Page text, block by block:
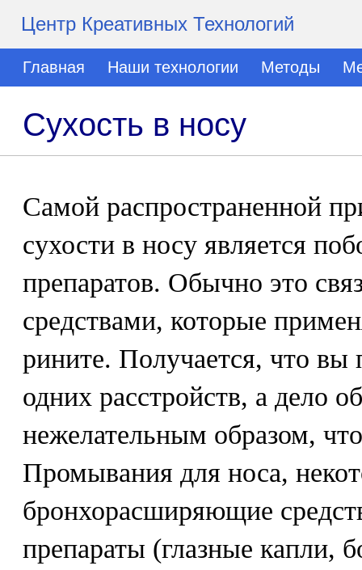
Центр Креативных Технологий
Главная Наши технологии Методы
Сухость в носу
Самой распространенной
сухости в носу является
препаратов. Обычно это
средствами, которые
рините. Получается, что вы
одних расстройств, а дело
нежелательным образом,
Промывания для носа,
бронхорасширяющие
препараты (глазные капли,